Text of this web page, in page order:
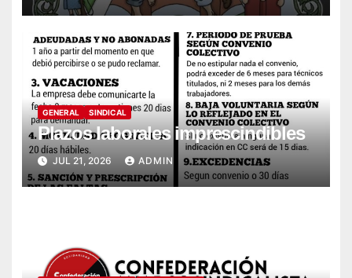
GENERAL SINDICAL
Plazos laborales imprescindibles
JUL 21, 2026 ADMIN